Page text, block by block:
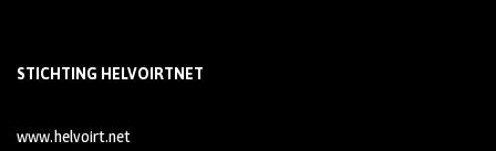
STICHTING HELVOIRTNET
www.helvoirt.net